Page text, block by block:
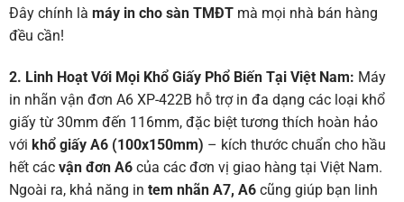
Đây chính là máy in cho sàn TMĐTmà mọi nhà bán hàng
đều cần!
2. Linh Hoạt Với Mọi Khổ Giấy Phổ Biến Tại Việt Nam: Máy
in nhãn vận đơn A6 XP-422B hỗ trợ in đa dạng các loại khổ
giấy từ 30mm đến 116mm, đặc biệt tương thích hoàn hảo
với khổ giấy A6 (100x150mm) – kích thước chuẩn cho hầu
hết các vận đơn A6của các đơn vị giao hàng tại Việt Nam.
Ngoài ra, khả năng in tem nhãn A7, A6cũng giúp bạn linh